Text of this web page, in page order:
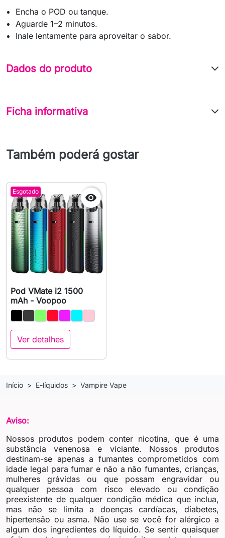
Encha o POD ou tanque.
Aguarde 1–2 minutos.
Inale lentamente para aproveitar o sabor.
Dados do produto
Ficha informativa
Também poderá gostar
Esgotado

Pod VMate i2 1500
mAh - Voopoo
Ver detalhes
Início E-líquidos Vampire Vape
Aviso:
Nossos produtos podem conter nicotina, que é uma
substância venenosa e viciante. Nossos produtos
destinam-se apenas a fumantes comprometidos com
idade legal para fumar e não a não fumantes, crianças,
mulheres grávidas ou que possam engravidar ou
qualquer pessoa com risco elevado ou condição
preexistente de qualquer condição médica que inclua,
mas não se limita a doenças cardíacas, diabetes,
hipertensão ou asma. Não use se você for alérgico a
algum dos ingredientes do líquido. Se sentir quaisquer